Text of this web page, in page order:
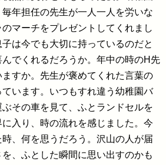
年担任の先生が一人一人を労いな
マーチをプレゼントしてくれまし
は今でも大切に持っているのだと
でくれるだろうか。年中の時のH先
すか。先生が褒めてくれた言葉の
います。いつもすれ違う幼稚園バ
その車を見て、ふとランドセルを
入り、時の流れを感じました。今
、何を思うだろう。沢山の人が届
、ふとした瞬間に思い出すのかも